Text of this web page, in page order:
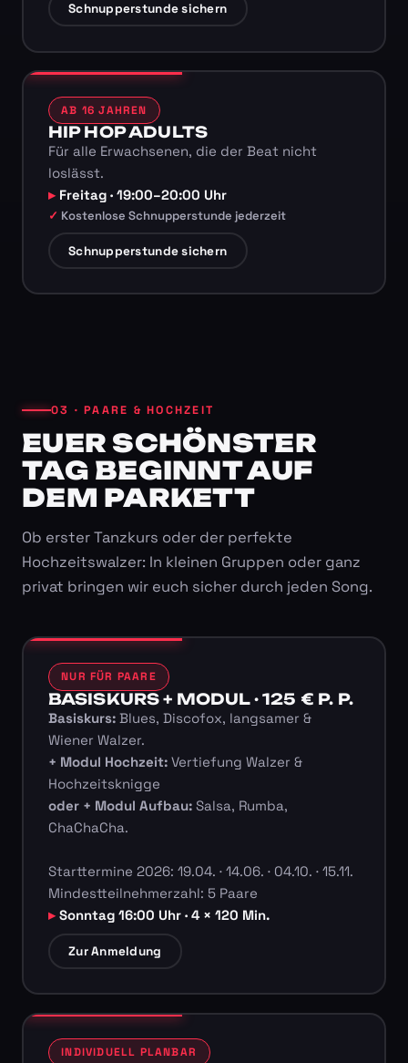
Schnupperstunde sichern
AB 16 JAHREN
HIP HOP ADULTS
Für alle Erwachsenen, die der Beat nicht
loslässt.
Freitag · 19:00–20:00 Uhr
Kostenlose Schnupperstunde jederzeit
Schnupperstunde sichern
03 · PAARE & HOCHZEIT
EUER SCHÖNSTER
TAG BEGINNT AUF
DEM PARKETT
Ob erster Tanzkurs oder der perfekte
Hochzeitswalzer: In kleinen Gruppen oder ganz
privat bringen wir euch sicher durch jeden Song.
NUR FÜR PAARE
BASISKURS + MODUL · 125 € P. P.
Basiskurs:Blues, Discofox, langsamer &
Wiener Walzer.
+ Modul Hochzeit:Vertiefung Walzer &
Hochzeitsknigge
oder + Modul Aufbau:Salsa, Rumba,
ChaChaCha.
Starttermine 2026: 19.04. · 14.06. · 04.10. · 15.11.
Mindestteilnehmerzahl: 5 Paare
Sonntag 16:00 Uhr · 4 × 120 Min.
Zur Anmeldung
INDIVIDUELL PLANBAR